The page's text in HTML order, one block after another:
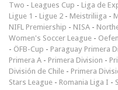
Two - Leagues Cup - Liga de
Ligue 1 - Ligue 2 - Meistriliiga -
NIFL Premiership - NISA -
Women's Soccer League -
- ÖFB-Cup - Paraguay Primera
Primera A - Primera Division -
División de Chile - Primera
Stars League - Romania Liga I -